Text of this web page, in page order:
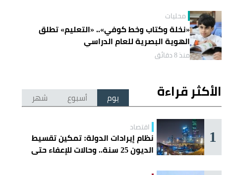
محليات
«نخلة وكتاب وخط كوفي».. «التعليم» تطلق
الهوية البصرية للعام الدراسي
منذ 8 دقائق
الأكثر قراءة يوم أسبوع شهر
1 اقتصاد
نظام إيرادات الدولة: تمكين تقسيط
الديون 25 سنة.. وحالات للإعفاء حتى